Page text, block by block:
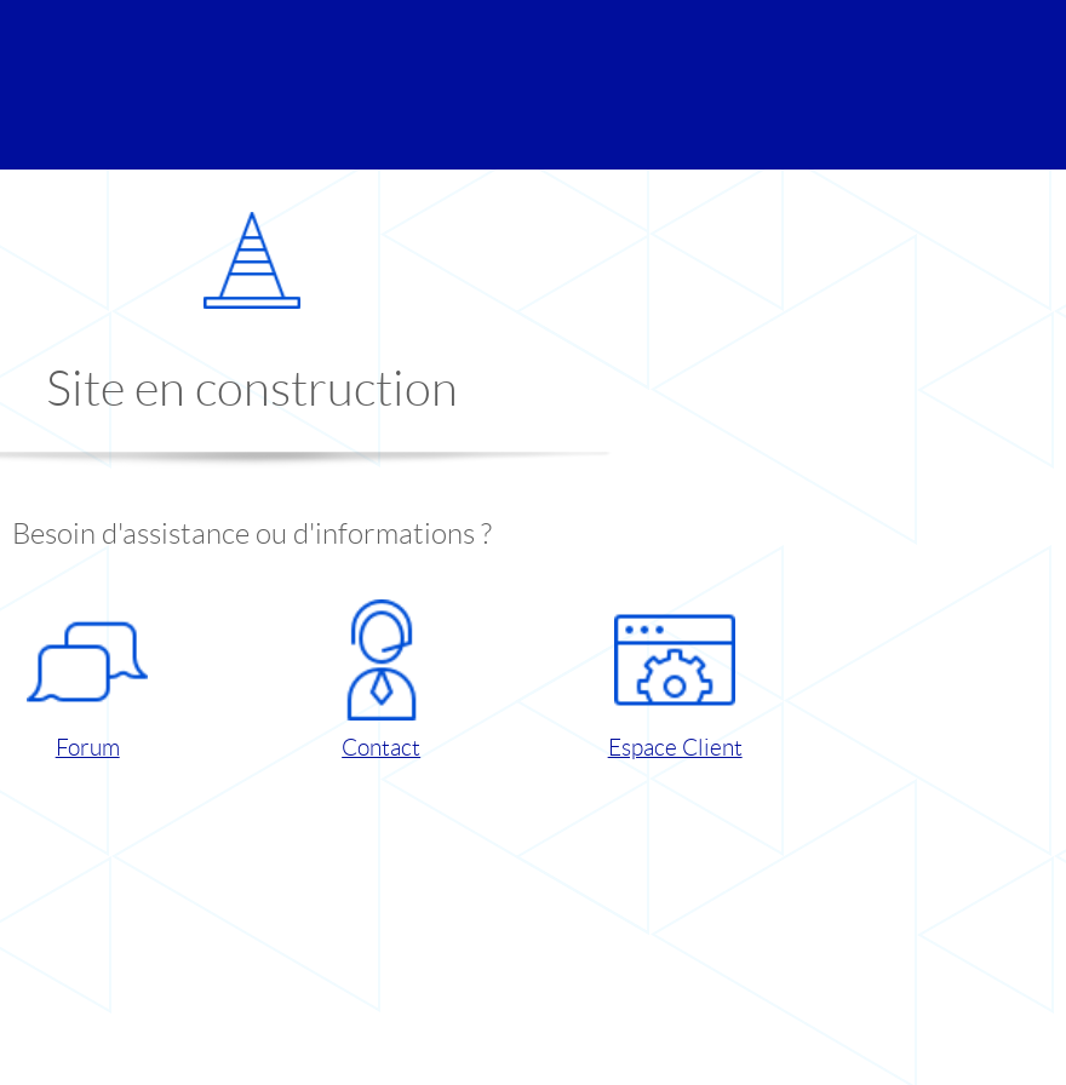
Site en construction
Besoin d'assistance ou d'informations ?
Forum Contact Espace Client